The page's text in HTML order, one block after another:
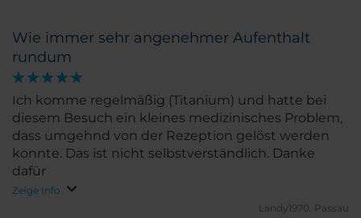
Wie immer sehr angenehmer Aufenthalt
rundum
Ich komme regelmäßig (Titanium) und hatte bei
diesem Besuch ein kleines medizinisches Problem,
dass umgehnd von der Rezeption gelöst werden
konnte. Das ist nicht selbstverständlich. Danke
dafür
Zeige Info
Landy1970.
Passau